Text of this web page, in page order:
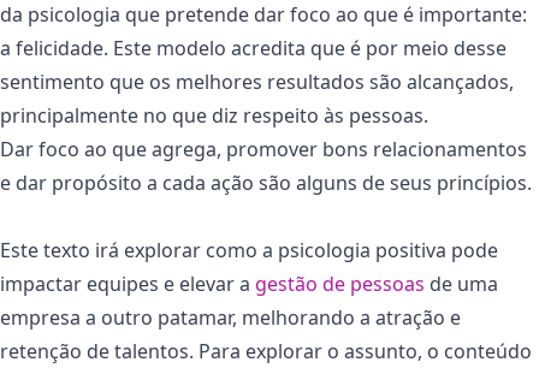
da psicologia que pretende dar foco ao que é importante:
a felicidade. Este modelo acredita que é por meio desse
sentimento que os melhores resultados são alcançados,
principalmente no que diz respeito às pessoas.
Dar foco ao que agrega, promover bons relacionamentos
e dar propósito a cada ação são alguns de seus princípios.
Este texto irá explorar como a psicologia positiva pode
impactar equipes e elevar a gestão de pessoas de uma
empresa a outro patamar, melhorando a atração e
retenção de talentos. Para explorar o assunto, o conteúdo